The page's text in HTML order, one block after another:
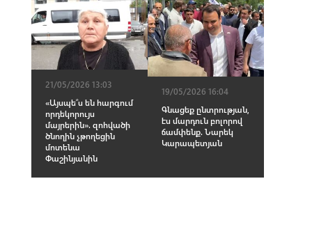
21/05/2026 13:03
«Այսպե՞ս են հարգում
որդեկորույս
մայրերին». զոհվածի
ծնողին չթողեցին
մոտենա
Փաշինյանին
19/05/2026 16:04
Գնացեք ընտրության,
էս մարդուն բոլորով
ճամփենք. Նարեկ
Կարապետյան